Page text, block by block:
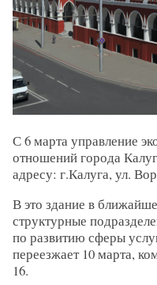
С 6 марта управление
отношений города
адресу: г.Калуга, ул.
В это здание в
структурные
по развитию сферы
переезжает 10 марта,
16.